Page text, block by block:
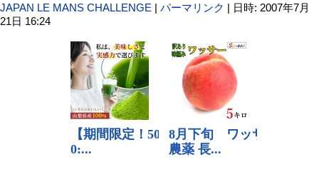
JAPAN LE MANS CHALLENGE | パーマリンク | 日時: 2007年7月
21日 16:24